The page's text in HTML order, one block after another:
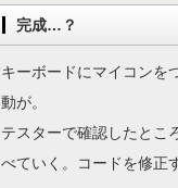
完成…？
キーボードにマイコンを
動が。
テスターで確認したとこ
べていく。コードを修正